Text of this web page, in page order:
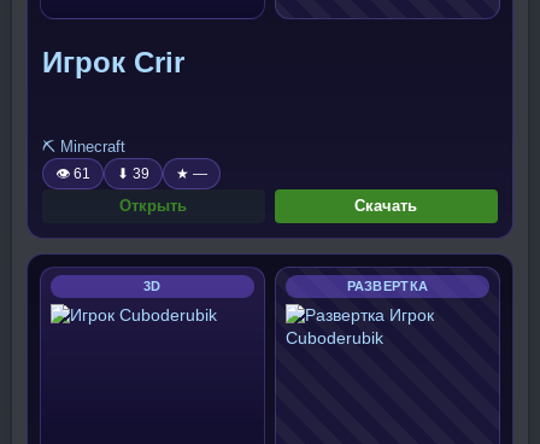
Игрок Crir
⛏️ Minecraft
👁 61 ⬇ 39 ★ —
Открыть Скачать
3D РАЗВЕРТКА